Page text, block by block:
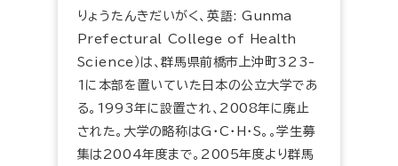
りょうたんきだいがく、英語: Gunma
Prefectural College of Health
Science）は、群馬県前橋市上沖町323-
1に本部を置いていた日本の公立大学であ
る。1993年に設置され、2008年に廃止
された。大学の略称はG・C・H・S。。学生募
集は2004年度まで。2005年度より群馬